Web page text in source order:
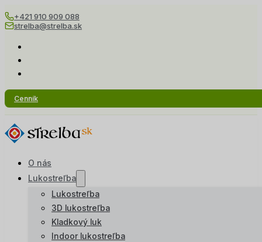
+421 910 909 088
strelba@strelba.sk
Cenník
O nás
Lukostreľba
Lukostreľba
3D lukostreľba
Kladkový luk
Indoor lukostreľba